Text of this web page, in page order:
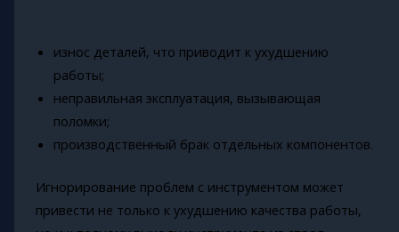
износ деталей, что приводит к ухудшению
работы;
неправильная эксплуатация, вызывающая
поломки;
производственный брак отдельных компонентов.
Игнорирование проблем с инструментом может
привести не только к ухудшению качества работы,